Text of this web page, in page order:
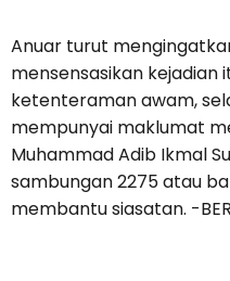
Anuar turut
mensensasikan kejadian
ketenteraman awam,
mempunyai maklumat
Muhammad Adib Ikmal
sambungan 2275 atau
membantu siasatan. -